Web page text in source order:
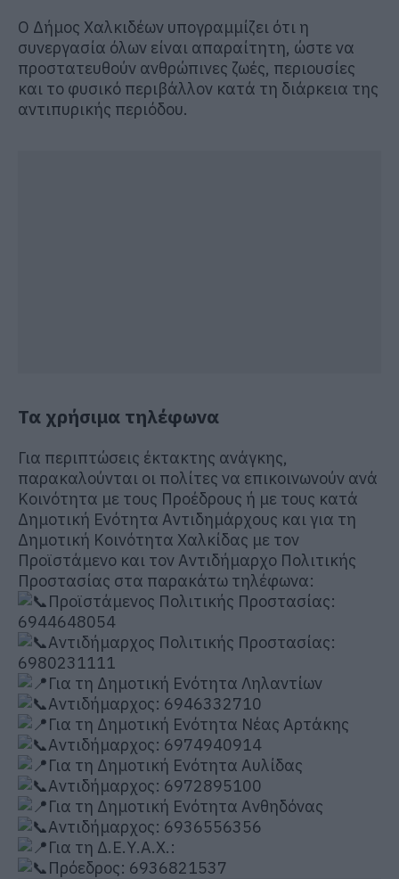
Ο Δήμος Χαλκιδέων υπογραμμίζει ότι η
συνεργασία όλων είναι απαραίτητη, ώστε να
προστατευθούν ανθρώπινες ζωές, περιουσίες
και το φυσικό περιβάλλον κατά τη διάρκεια της
αντιπυρικής περιόδου.
Τα χρήσιμα τηλέφωνα
Για περιπτώσεις έκτακτης ανάγκης,
παρακαλούνται οι πολίτες να επικοινωνούν ανά
Κοινότητα με τους Προέδρους ή με τους κατά
Δημοτική Ενότητα Αντιδημάρχους και για τη
Δημοτική Κοινότητα Χαλκίδας με τον
Προϊστάμενο και τον Αντιδήμαρχο Πολιτικής
Προστασίας στα παρακάτω τηλέφωνα:
Προϊστάμενος Πολιτικής Προστασίας:
6944648054
Αντιδήμαρχος Πολιτικής Προστασίας:
6980231111
Για τη Δημοτική Ενότητα Ληλαντίων
Αντιδήμαρχος: 6946332710
Για τη Δημοτική Ενότητα Νέας Αρτάκης
Αντιδήμαρχος: 6974940914
Για τη Δημοτική Ενότητα Αυλίδας
Αντιδήμαρχος: 6972895100
Για τη Δημοτική Ενότητα Ανθηδόνας
Αντιδήμαρχος: 6936556356
Για τη Δ.Ε.Υ.Α.Χ.:
Πρόεδρος: 6936821537